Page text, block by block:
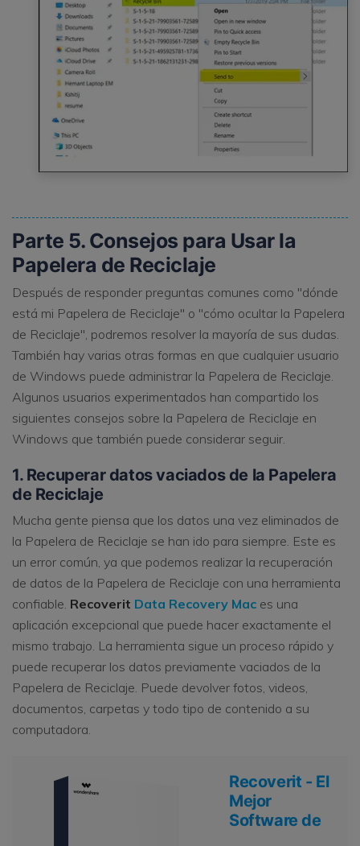
Parte 5. Consejos para Usar la
Papelera de Reciclaje
Después de responder preguntas comunes como "dónde
está mi Papelera de Reciclaje" o "cómo ocultar la Papelera
de Reciclaje", podremos resolver la mayoría de sus dudas.
También hay varias otras formas en que cualquier usuario
de Windows puede administrar la Papelera de Reciclaje.
Algunos usuarios experimentados han compartido los
siguientes consejos sobre la Papelera de Reciclaje en
Windows que también puede considerar seguir.
1. Recuperar datos vaciados de la Papelera
de Reciclaje
Mucha gente piensa que los datos una vez eliminados de
la Papelera de Reciclaje se han ido para siempre. Este es
un error común, ya que podemos realizar la recuperación
de datos de la Papelera de Reciclaje con una herramienta
confiable. Recoverit Data Recovery Mac es una
aplicación excepcional que puede hacer exactamente el
mismo trabajo. La herramienta sigue un proceso rápido y
puede recuperar los datos previamente vaciados de la
Papelera de Reciclaje. Puede devolver fotos, videos,
documentos, carpetas y todo tipo de contenido a su
computadora.
Recoverit - El
Mejor
Software de